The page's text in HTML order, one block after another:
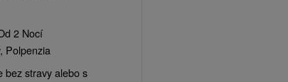
2 Nocí
Polpenzia
bez stravy alebo s